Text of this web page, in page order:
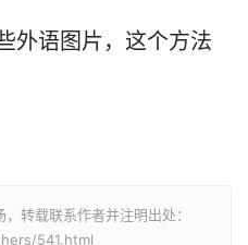
外语图片，这个方法
转载联系作者并注明出处：
541.html